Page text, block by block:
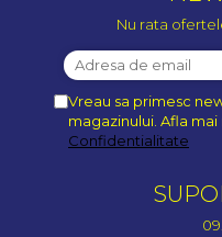
Nu rata
Vreau sa primesc
magazinului. Afla mai
Confidentialitate